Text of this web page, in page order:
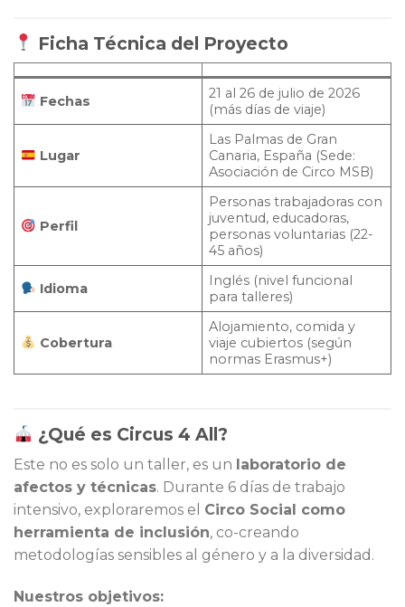
Ficha Técnica del Proyecto
Fechas
21 al 26 de julio de 2026
(más días de viaje)
Lugar
Las Palmas de Gran
Canaria, España (Sede:
Asociación de Circo MSB)
Perfil
Personas trabajadoras con
juventud, educadoras,
personas voluntarias (22-
45 años)
Idioma
Inglés (nivel funcional
para talleres)
Cobertura
Alojamiento, comida y
viaje cubiertos (según
normas Erasmus+)
¿Qué es Circus 4 All?
Este no es solo un taller, es un laboratorio de
afectos y técnicas. Durante 6 días de trabajo
intensivo, exploraremos el Circo Social como
herramienta de inclusión, co-creando
metodologías sensibles al género y a la diversidad.
Nuestros objetivos: